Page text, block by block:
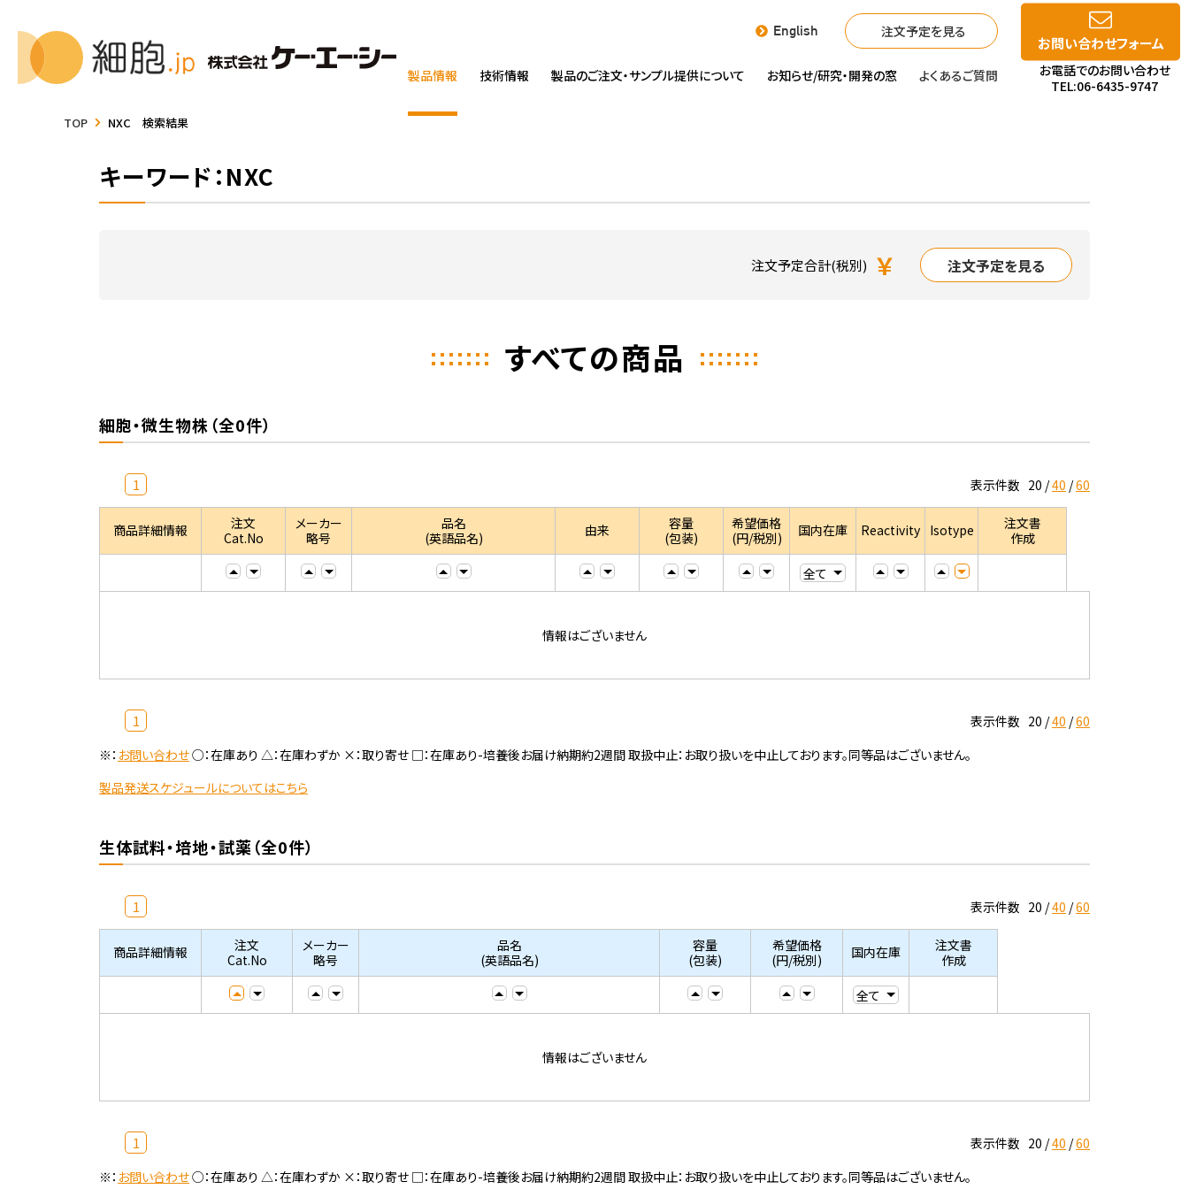
English 注文予定を見る
製品情報 技術情報 製品のご注文・サンプル提供について お知らせ/研究・開発の窓 よくあるご質問
お問い合わせフォーム
お電話でのお問い合わせ
TEL:06-6435-9747
TOP NXC 検索結果
キーワード：NXC
注文予定合計(税別) ￥ 注文予定を見る
すべての商品
細胞・微生物株（全0件）
1 表示件数 20 40 60
商品詳細情報
注文
Cat.No
メーカー
略号
品名
(英語品名)
由来
容量
(包装)
希望価格
(円/税別)
国内在庫 Reactivity Isotype
注文書
作成
情報はございません
1 表示件数 20 40 60
※： お問い合わせ○：在庫あり △：在庫わずか ×：取り寄せ □：在庫あり-培養後お届け納期約2週間 取扱中止：お取り扱いを中止しております。同等品はございません。
製品発送スケジュールについてはこちら
生体試料・培地・試薬（全0件）
1 表示件数 20 40 60
商品詳細情報
注文
Cat.No
メーカー
略号
品名
(英語品名)
容量
(包装)
希望価格
(円/税別)
国内在庫
注文書
作成
情報はございません
1 表示件数 20 40 60
※： お問い合わせ○：在庫あり △：在庫わずか ×：取り寄せ □：在庫あり-培養後お届け納期約2週間 取扱中止：お取り扱いを中止しております。同等品はございません。